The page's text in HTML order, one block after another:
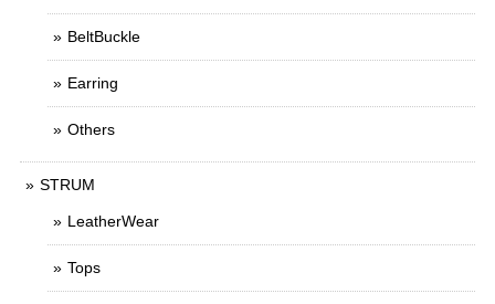
BeltBuckle
Earring
Others
STRUM
LeatherWear
Tops